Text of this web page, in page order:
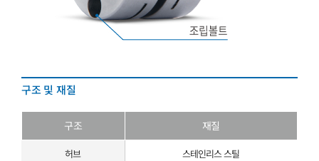
구조 및 재질
구조 재질
허브 스테인리스 스틸